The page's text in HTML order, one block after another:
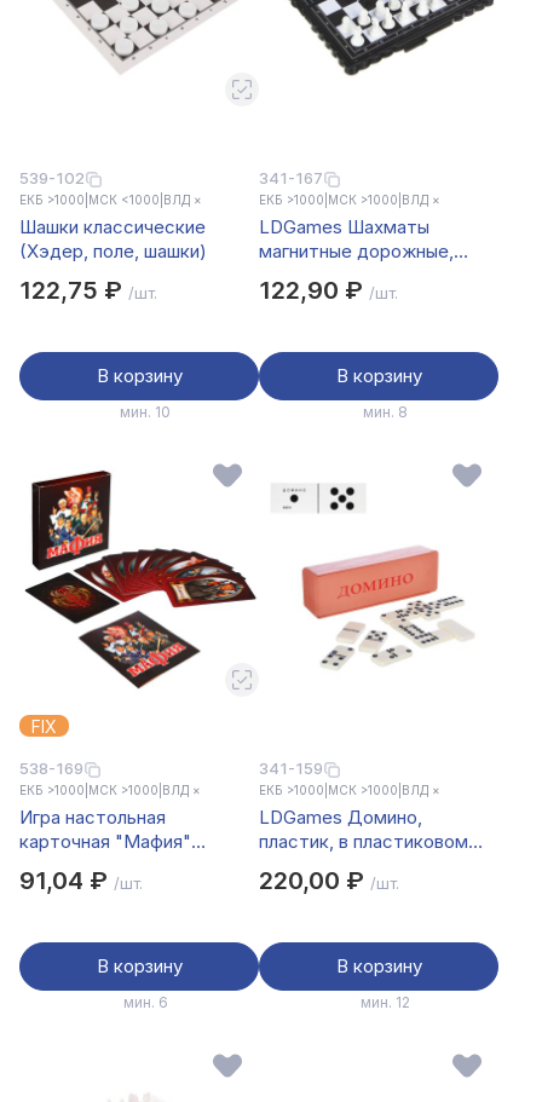
539-102
ЕКБ >1000 МСК <1000 ВЛД ×
Шашки классические
(Хэдер, поле, шашки)
122,75 ₽ /шт.
В корзину
мин. 10
341-167
ЕКБ >1000 МСК >1000 ВЛД ×
LDGames Шахматы
магнитные дорожные,
A001
122,90 ₽ /шт.
В корзину
мин. 8
FIX
538-169
ЕКБ >1000 МСК >1000 ВЛД ×
Игра настольная
карточная "Мафия"
91,04 ₽ /шт.
В корзину
мин. 6
341-159
ЕКБ >1000 МСК >1000 ВЛД ×
LDGames Домино,
пластик, в пластиковом
220,00 ₽ /шт.
В корзину
мин. 12